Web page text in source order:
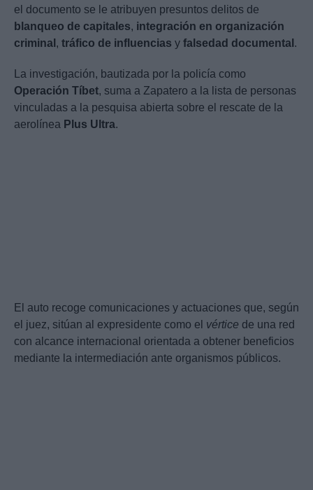
el documento se le atribuyen presuntos delitos de
blanqueo de capitales, integración en organización
criminal , tráfico de influencias y falsedad documental .
La investigación, bautizada por la policía como
Operación Tíbet, suma a Zapatero a la lista de personas
vinculadas a la pesquisa abierta sobre el rescate de la
aerolínea Plus Ultra.
El auto recoge comunicaciones y actuaciones que, según
el juez, sitúan al expresidente como el vértice de una red
con alcance internacional orientada a obtener beneficios
mediante la intermediación ante organismos públicos.